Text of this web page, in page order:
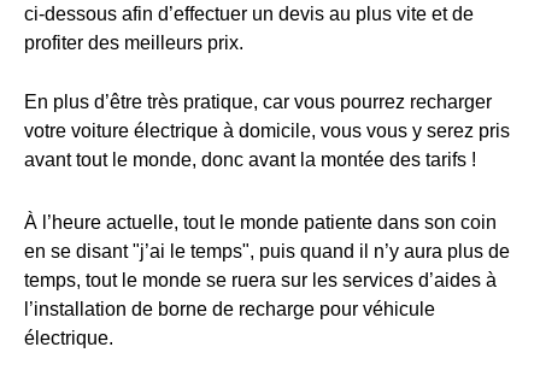
ci-dessous afin d’effectuer un devis au plus vite et de
profiter des meilleurs prix.
En plus d’être très pratique, car vous pourrez recharger
votre voiture électrique à domicile, vous vous y serez pris
avant tout le monde, donc avant la montée des tarifs !
À l’heure actuelle, tout le monde patiente dans son coin
en se disant "j’ai le temps", puis quand il n’y aura plus de
temps, tout le monde se ruera sur les services d’aides à
l’installation de borne de recharge pour véhicule
électrique.